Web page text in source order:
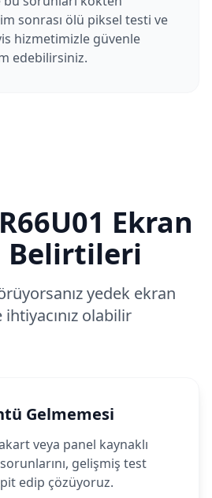
sonrası ölü piksel testi ve
hizmetimizle güvenle
edebilirsiniz.
Ekran
Belirtileri
yedek ekran
olabilir
Gelmemesi
veya panel kaynaklı
gelişmiş test
edip çözüyoruz.